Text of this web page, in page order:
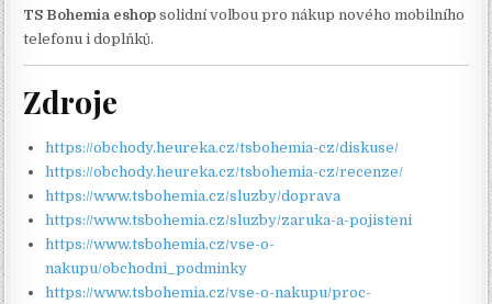
TS Bohemia eshop solidní volbou pro nákup nového mobilního
telefonu i doplňků.
Zdroje
https://obchody.heureka.cz/tsbohemia-cz/diskuse/
https://obchody.heureka.cz/tsbohemia-cz/recenze/
https://www.tsbohemia.cz/sluzby/doprava
https://www.tsbohemia.cz/sluzby/zaruka-a-pojisteni
https://www.tsbohemia.cz/vse-o-
nakupu/obchodni_podminky
https://www.tsbohemia.cz/vse-o-nakupu/proc-